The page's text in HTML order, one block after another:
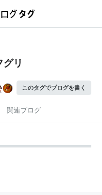
グリ
このタグでブログを書く
関連ブログ